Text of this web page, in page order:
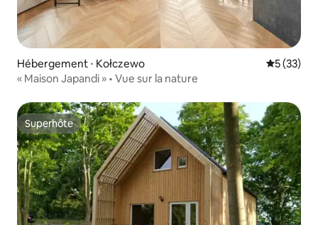
Hébergement ⋅ Kołczewo
5 (33)
« Maison Japandi » • Vue sur la nature
Superhôte
Superhôte